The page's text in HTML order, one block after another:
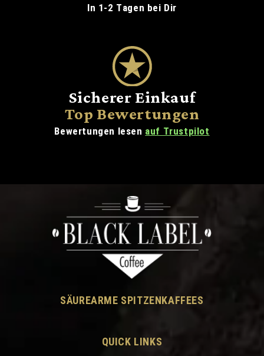
In 1-2 Tagen bei Dir
Sicherer Einkauf
Top Bewertungen
Bewertungen lesen auf Trustpilot
SÄUREARME SPITZENKAFFEES
QUICK LINKS